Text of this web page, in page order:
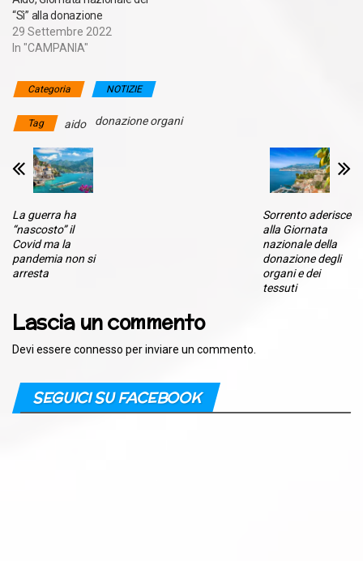
“Sì” alla donazione
29 Settembre 2022
In "CAMPANIA"
Categoria NOTIZIE
Tag aido donazione organi
La guerra ha
“nascosto” il
Covid ma la
pandemia non si
arresta
Sorrento aderisce
alla Giornata
nazionale della
donazione degli
organi e dei
tessuti
Lascia un commento
Devi essere connesso per inviare un commento.
SEGUICI SU FACEBOOK